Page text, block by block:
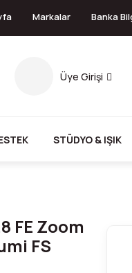
Markalar Banka
Üye Girişi
STÜDYO & IŞIK
FE Zoom
FS